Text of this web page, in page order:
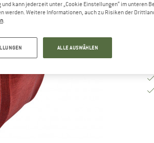
kann jederzeit unter „Cookie Einstellungen“ im unteren
werden. Weitere Informationen, auch zu Risiken der
.
ALLE AUSWÄHLEN